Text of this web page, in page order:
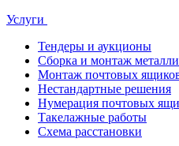
Услуги
Тендеры и аукционы
Сборка и монтаж
Монтаж почтовых
Нестандартные решения
Нумерация почтовых
Такелажные работы
Схема расстановки